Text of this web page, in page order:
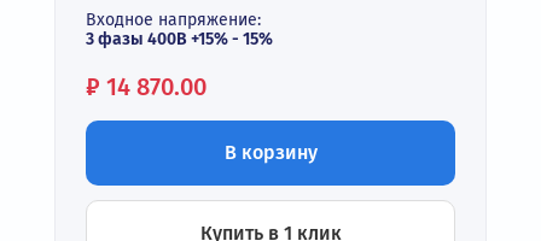
Входное напряжение:
3 фазы 400В +15% - 15%
Цена:
₽ 14 870.00
В корзину
Купить в 1 клик